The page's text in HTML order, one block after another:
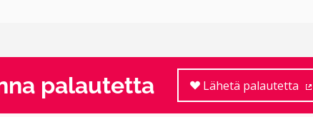
palautetta Lähetä palautetta